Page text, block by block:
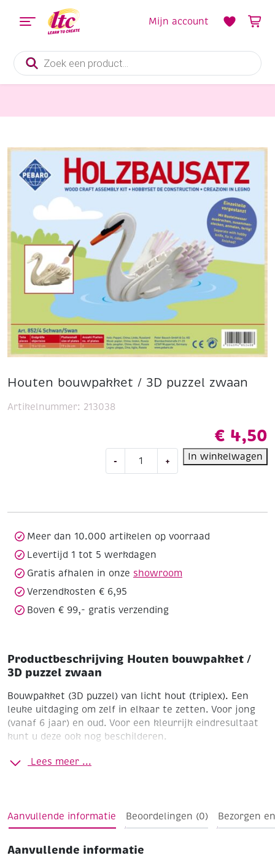
Producten
zoeken
Mijn account
Houten bouwpakket / 3D puzzel zwaan
€ 4,50
-
bouwpakket
aantal
+ In winkelwagen
Artikelnummer: 213038
Meer dan 10.000 artikelen op voorraad
Levertijd 1 tot 5 werkdagen
Gratis afhalen in onze showroom
Verzendkosten € 6,95
Boven € 99,- gratis verzending
Productbeschrijving Houten bouwpakket /
3D puzzel zwaan
Bouwpakket (3D puzzel) van licht hout (triplex). Een
leuke uitdaging om zelf in elkaar te zetten. Voor jong
(vanaf 6 jaar) en oud. Voor een kleurrijk eindresultaat
kunt u deze ook nog beschilderen.
Zwaan2 platen 19 x 24 cm, objectgrootte 15 x 12 cm
190916
Lees meer ...
Aanvullende informatie Beoordelingen (0) Bezorgen
Aanvullende informatie